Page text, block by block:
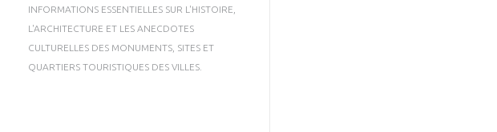
INFORMATIONS ESSENTIELLES SUR L'HISTOIRE,
L'ARCHITECTURE ET LES ANECDOTES
CULTURELLES DES MONUMENTS, SITES ET
QUARTIERS TOURISTIQUES DES VILLES.